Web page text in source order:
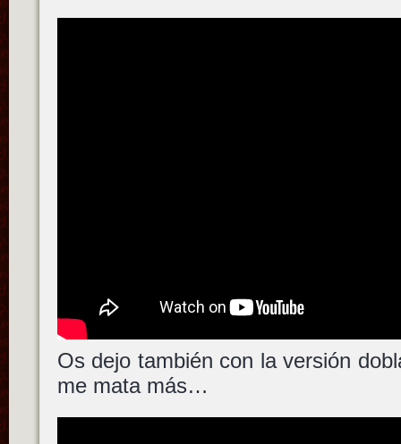
Os dejo también con la versión
me mata más…